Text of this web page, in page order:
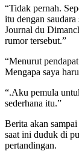
“Tidak pernah.
itu dengan saudara
Journal du
rumor tersebut.”
“Menurut
Mengapa saya
“.Aku pemula
sederhana itu.”
Berita akan
saat ini duduk di
pertandingan.